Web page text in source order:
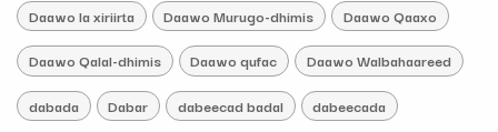
Daawo la xiriirta Daawo Murugo-dhimis Daawo Qaaxo
Daawo Qalal-dhimis Daawo qufac Daawo Walbahaareed
dabada Dabar dabeecad badal dabeecada